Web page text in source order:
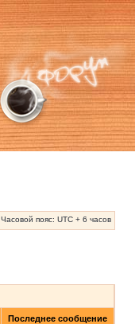
Часовой пояс: UTC + 6 часов
Последнее сообщение